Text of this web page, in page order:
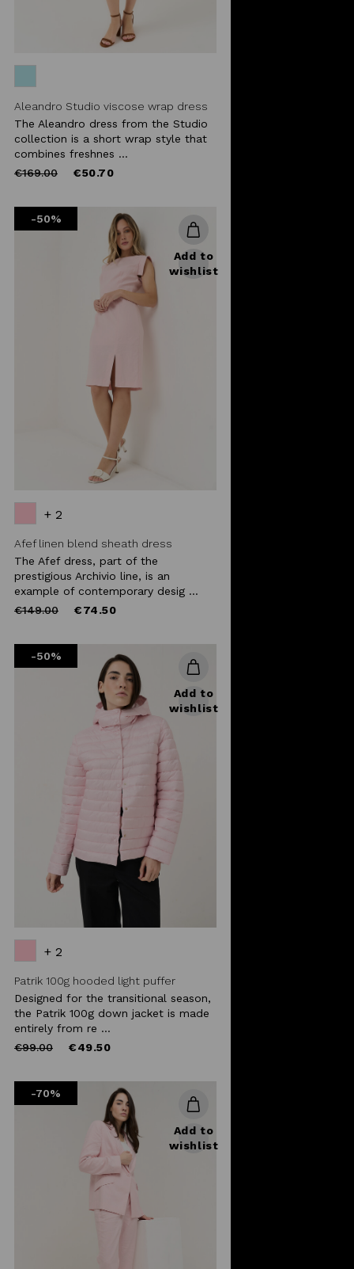
Aleandro Studio viscose wrap dress
The Aleandro dress from the Studio
collection is a short wrap style that
combines freshnes ...
Price
€169.00to €50.70
-50%
Add to
wishlist
+ 2
Afef linen blend sheath dress
The Afef dress, part of the
prestigious Archivio line, is an
example of contemporary desig ...
Price
€149.00to €74.50
-50%
Add to
wishlist
+ 2
Patrik 100g hooded light puffer
Designed for the transitional season,
the Patrik 100g down jacket is made
entirely from re ...
Price
€99.00to €49.50
-70%
Add to
wishlist